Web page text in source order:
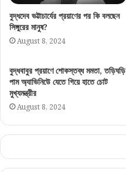
বুদ্ধদেব ভট্টাচার্যের প্রয়াণের পর কি বলছেন
সিঙ্গুরের মানুষ?
August 8, 2024
বুদ্ধবাবুর প্রয়াণে শোকস্তব্ধ মমতা, তড়িঘড়ি
পাম অ্যাভিনিউে যেতে গিয়ে হাতে চোট
মুখ্যমন্ত্রীর
August 8, 2024